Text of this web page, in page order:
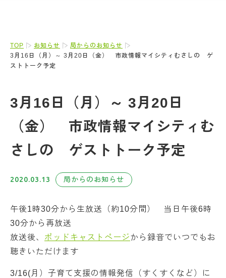
TOP お知らせ
局からのお知らせ
3月16日（月）～ 3月20日（金） 市政情報マイシティむさしの ゲ
ストトーク予定
3月16日（月）～ 3月20日
（金） 市政情報マイシティむ
さしの ゲストトーク予定
2020.03.13 局からのお知らせ
午後1時30分から生放送（約10分間） 当日午後6時
30分から再放送
放送後、 ポッドキャストページから録音でいつでもお
聴きいただけます
3/16(月）子育て支援の情報発信（すくすくなど）に